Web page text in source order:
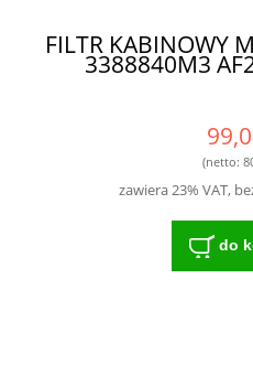
FILTR KABINOWY
3388840M3
(netto:
zawiera 23% VAT,
do